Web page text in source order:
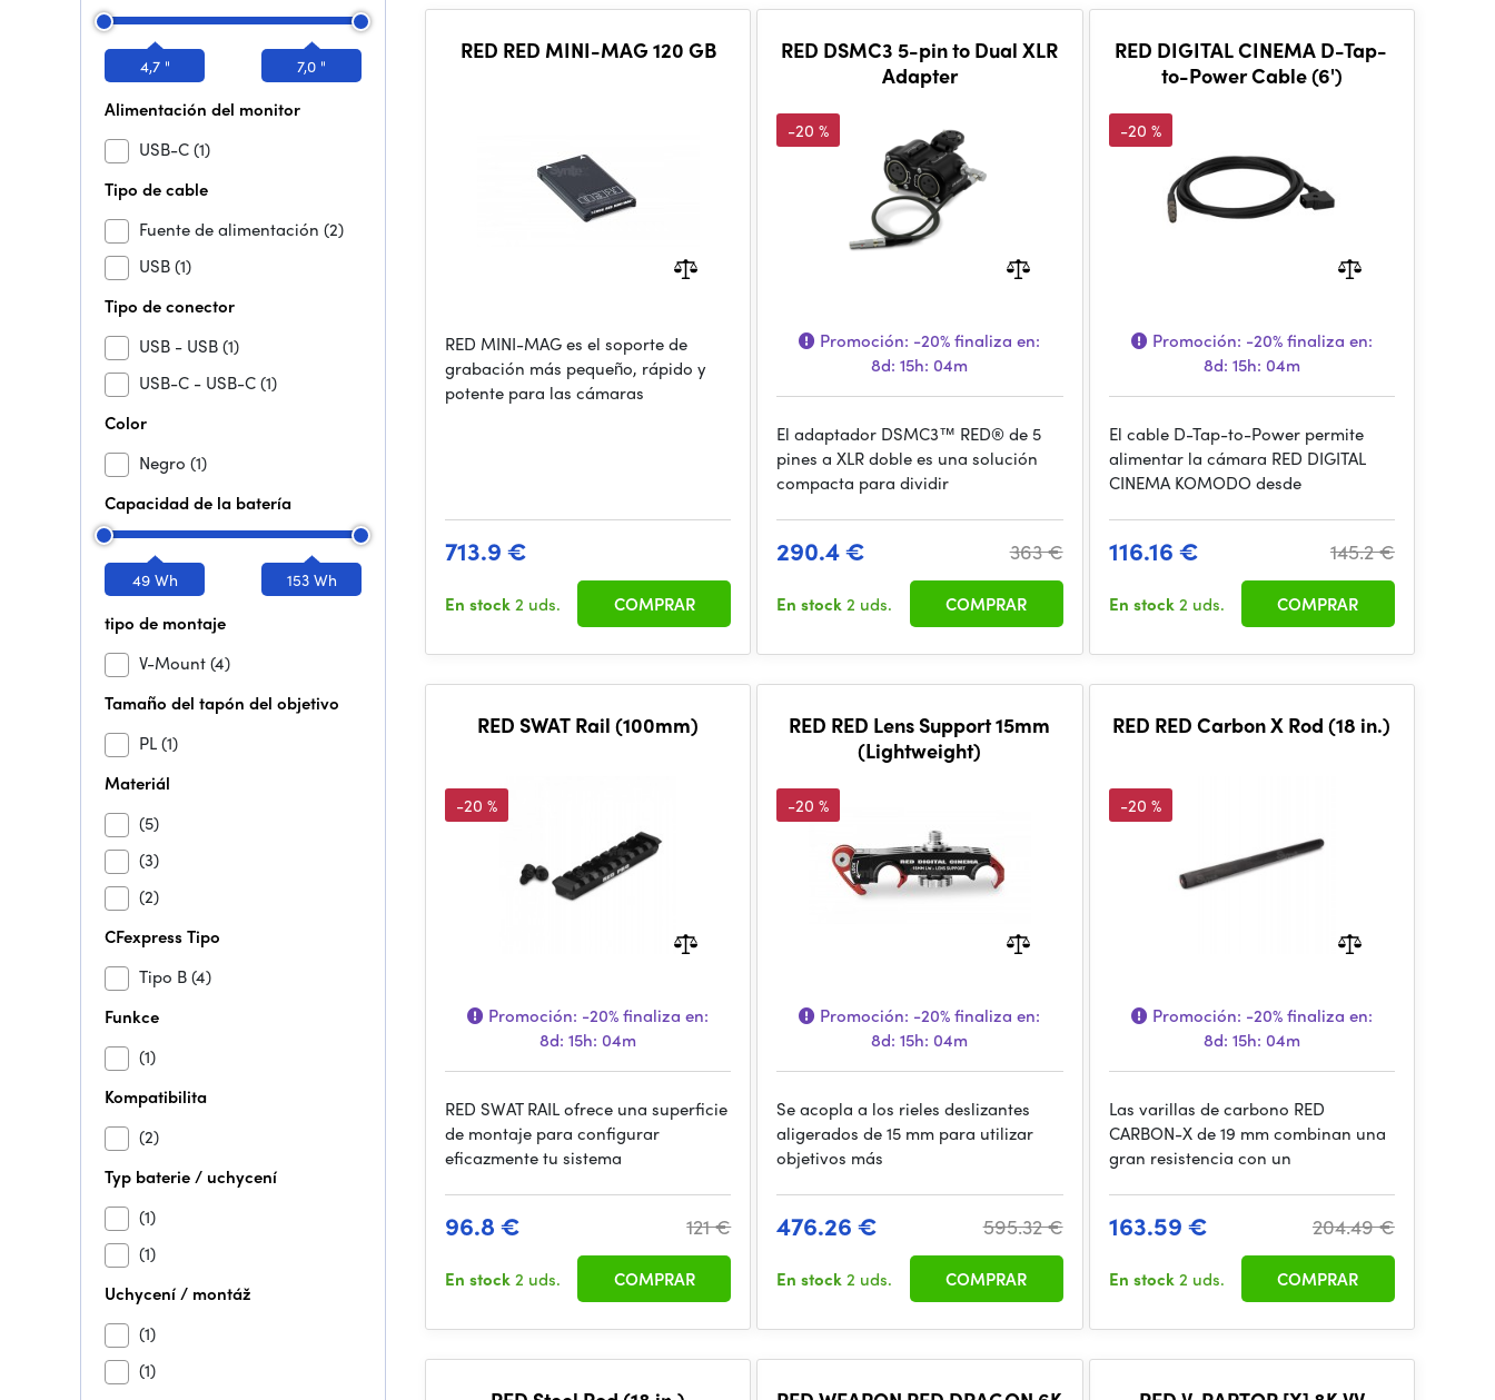
4,7 " 7,0 "
Alimentación del monitor
USB-C(1)
Tipo de cable
Fuente de alimentación (2)
USB(1)
Tipo de conector
USB - USB(1)
USB-C - USB-C(1)
Color
Negro (1)
Capacidad de la batería
49 Wh 153 Wh
tipo de montaje
V-Mount(4)
Tamaño del tapón del objetivo
PL(1)
Materiál
(5)
(3)
(2)
CFexpress Tipo
Tipo B(4)
Funkce
(1)
Kompatibilita
(2)
Typ baterie / uchycení
(1)
(1)
Uchycení / montáž
(1)
(1)
RED RED MINI-MAG 120 GB
RED MINI-MAG es el soporte de
grabación más pequeño, rápido y
potente para las cámaras
713.9 €
En stock2 uds. COMPRAR
RED DSMC3 5-pin to Dual XLR
Adapter
-20 %
Promoción: -20%finaliza en:
8d: 15h: 04m
El adaptador DSMC3™ RED® de 5
pines a XLR doble es una solución
compacta para dividir
290.4 € 363 €
En stock2 uds. COMPRAR
RED DIGITAL CINEMA D-Tap-
to-Power Cable (6')
-20 %
Promoción: -20%finaliza en:
8d: 15h: 04m
El cable D-Tap-to-Power permite
alimentar la cámara RED DIGITAL
CINEMA KOMODO desde
116.16 € 145.2 €
En stock2 uds. COMPRAR
RED SWAT Rail (100mm)
-20 %
Promoción: -20%finaliza en:
8d: 15h: 04m
RED SWAT RAIL ofrece una superficie
de montaje para configurar
eficazmente tu sistema
96.8 € 121 €
En stock2 uds. COMPRAR
RED RED Lens Support 15mm
(Lightweight)
-20 %
Promoción: -20%finaliza en:
8d: 15h: 04m
Se acopla a los rieles deslizantes
aligerados de 15 mm para utilizar
objetivos más
476.26 € 595.32 €
En stock2 uds. COMPRAR
RED RED Carbon X Rod (18 in.)
-20 %
Promoción: -20%finaliza en:
8d: 15h: 04m
Las varillas de carbono RED
CARBON-X de 19 mm combinan una
gran resistencia con un
163.59 € 204.49 €
En stock2 uds. COMPRAR